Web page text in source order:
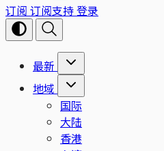
订阅 订阅支持登录
最新
地域
国际
大陆
香港